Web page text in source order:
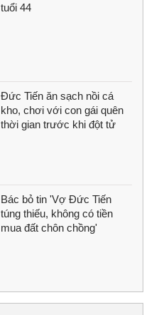
tuổi 44
Đức Tiến ăn sạch nồi cá
kho, chơi với con gái quên
thời gian trước khi đột tử
Bác bỏ tin 'Vợ Đức Tiến
túng thiếu, không có tiền
mua đất chôn chồng'